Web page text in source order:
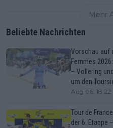
Mehr
Beliebte Nachrichten
Vorschau auf
Femmes
– Vollering
um den
Aug 06, 18:22
Tour de
der 6. Etappe